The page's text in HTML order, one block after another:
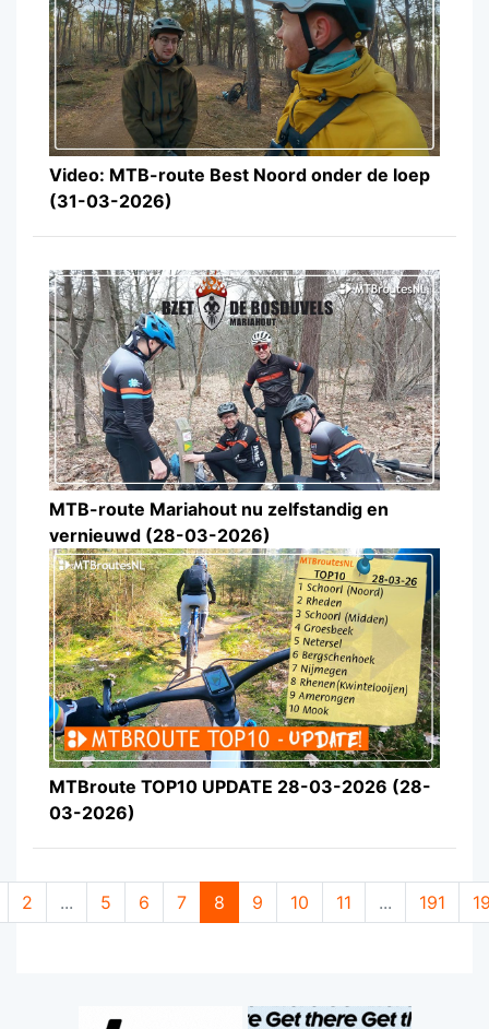
Video: MTB-route Best Noord onder de loep
(31-03-2026)
MTB-route Mariahout nu zelfstandig en
vernieuwd (28-03-2026)
MTBroute TOP10 UPDATE 28-03-2026 (28-
03-2026)
2 ... 5 6 7 8 9 10 11 ... 191